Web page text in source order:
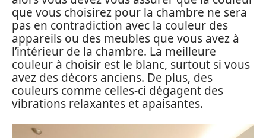
que vous choisirez pour la chambre ne sera
pas en contradiction avec la couleur des
appareils ou des meubles que vous avez à
l’intérieur de la chambre. La meilleure
couleur à choisir est le blanc, surtout si vous
avez des décors anciens. De plus, des
couleurs comme celles-ci dégagent des
vibrations relaxantes et apaisantes.